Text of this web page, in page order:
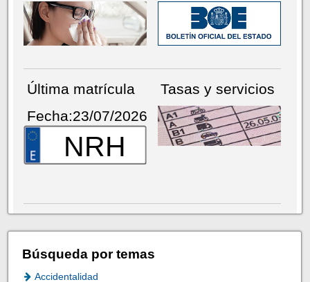
Última matrícula
Fecha:23/07/2026
NRH
Tasas y servicios
Búsqueda por temas
Accidentalidad